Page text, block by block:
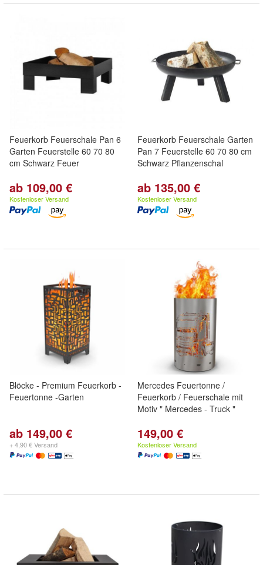
Feuerkorb Feuerschale Pan 6
Garten Feuerstelle 60 70 80
cm Schwarz Feuer
ab 109,00 €
Kostenloser Versand
Feuerkorb Feuerschale Garten
Pan 7 Feuerstelle 60 70 80 cm
Schwarz Pflanzenschal
ab 135,00 €
Kostenloser Versand
Blöcke - Premium Feuerkorb -
Feuertonne -Garten
ab 149,00 €
+ 4,90 € Versand
Mercedes Feuertonne /
Feuerkorb / Feuerschale mit
Motiv " Mercedes - Truck "
149,00 €
Kostenloser Versand